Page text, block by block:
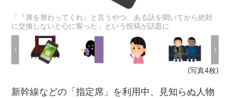
「『席を替わってくれ』と言うやつ、ある話を聞いてから絶対
に交換しないと心に誓った」という投稿が話題に
(写真4枚)
新幹線などの「指定席」を利用中、見知らぬ人物